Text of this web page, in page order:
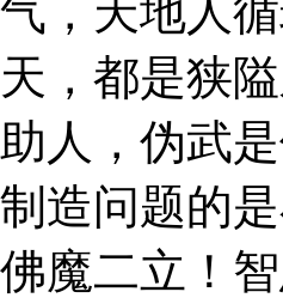
气，天地人
天，都是狭
助人，伪武
制造问题的
佛魔二立！